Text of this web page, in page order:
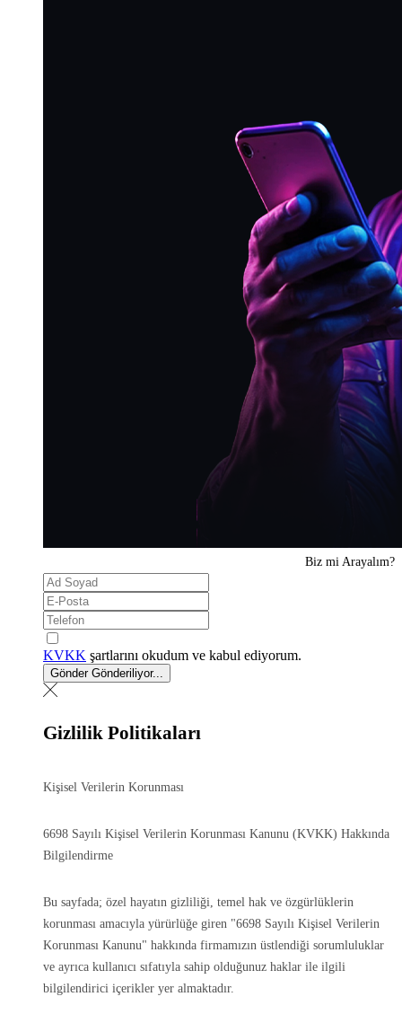
Biz mi Arayalım?
KVKK şartlarını okudum ve kabul ediyorum.
Gönder Gönderiliyor...
Gizlilik Politikaları
Kişisel Verilerin Korunması
6698 Sayılı Kişisel Verilerin Korunması Kanunu (KVKK) Hakkında
Bilgilendirme
Bu sayfada; özel hayatın gizliliği, temel hak ve özgürlüklerin
korunması amacıyla yürürlüğe giren "6698 Sayılı Kişisel Verilerin
Korunması Kanunu" hakkında firmamızın üstlendiği sorumluluklar
ve ayrıca kullanıcı sıfatıyla sahip olduğunuz haklar ile ilgili
bilgilendirici içerikler yer almaktadır.